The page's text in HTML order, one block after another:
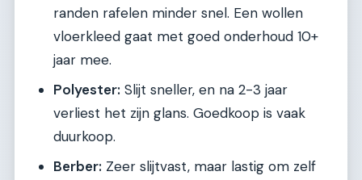
randen rafelen minder snel. Een wollen
vloerkleed gaat met goed onderhoud 10+
jaar mee.
Polyester: Slijt sneller, en na 2-3 jaar
verliest het zijn glans. Goedkoop is vaak
duurkoop.
Berber: Zeer slijtvast, maar lastig om zelf